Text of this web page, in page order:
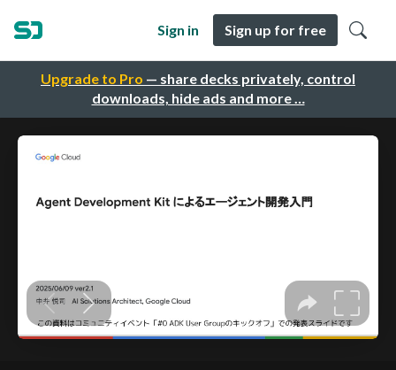
Upgrade to Pro — share decks privately, control
downloads, hide ads and more …
Sign in Sign up for free